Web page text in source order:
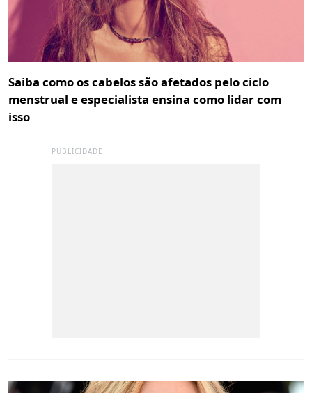
Saiba como os cabelos são afetados pelo ciclo
menstrual e especialista ensina como lidar com
isso
PUBLICIDADE